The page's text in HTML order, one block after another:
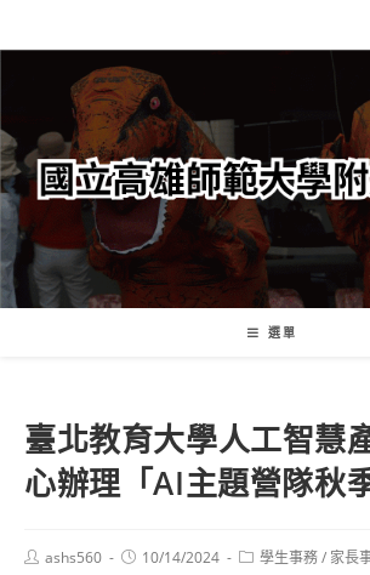
轉
要
內
容
選單
臺北教育大學人工智慧
心辦理「AI主題營隊秋
Postashs560
Post10/14/2024
Post學生事務/ 家長